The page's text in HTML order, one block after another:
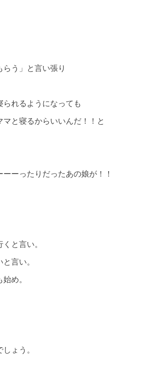
らう」と言い張り
れるようになっても
と寝るからいいんだ！！と
ーったりだったあの娘が！！
と言い。
言い。
め。
ょう。